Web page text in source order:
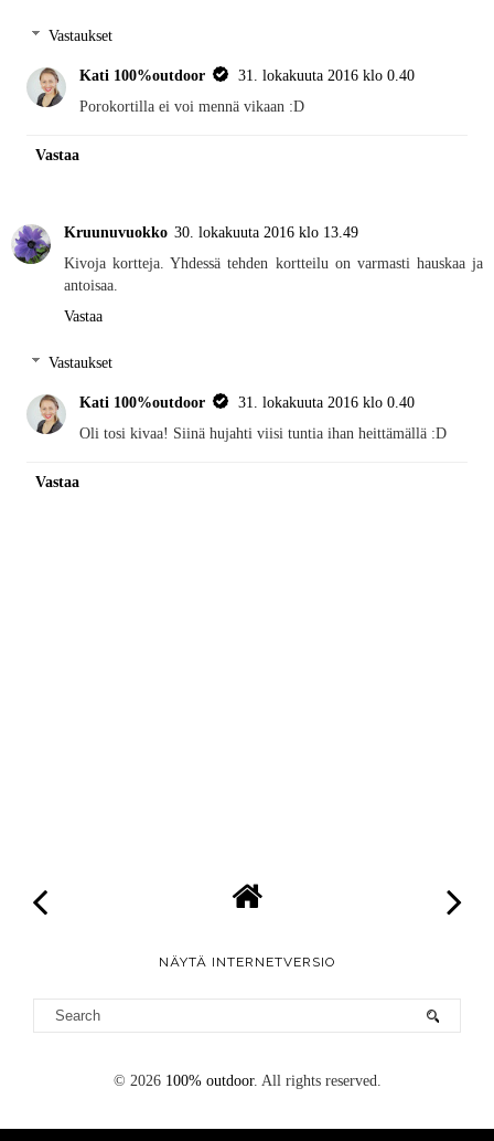
Vastaukset
Kati 100%outdoor
31. lokakuuta 2016 klo 0.40
Porokortilla ei voi mennä vikaan :D
Vastaa
Kruunuvuokko 30. lokakuuta 2016 klo 13.49
Kivoja kortteja. Yhdessä tehden kortteilu on varmasti hauskaa ja
antoisaa.
Vastaa
Vastaukset
Kati 100%outdoor
31. lokakuuta 2016 klo 0.40
Oli tosi kivaa! Siinä hujahti viisi tuntia ihan heittämällä :D
Vastaa
NÄYTÄ INTERNETVERSIO
© 2026 100% outdoor. All rights reserved.